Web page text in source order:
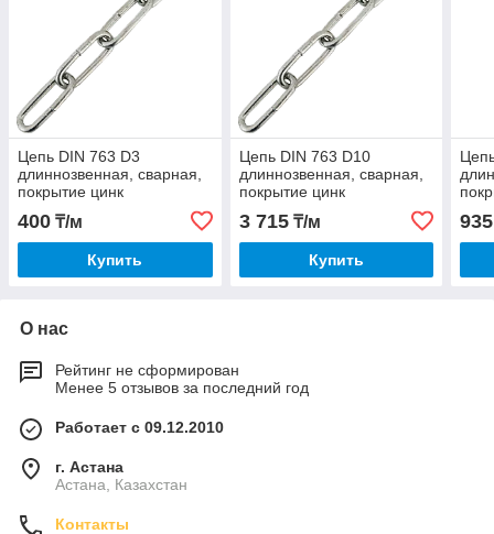
Цепь DIN 763 D3
длиннозвенная, сварная,
покрытие цинк
400 ₸/м
Купить
Цепь DIN 763 D10
длиннозвенная, сварная,
покрытие цинк
3 715₸/м
Купить
935
О нас
Рейтинг не сформирован
Менее 5 отзывов за последний год
Работает с 09.12.2010
г. Астана
Астана, Казахстан
Контакты